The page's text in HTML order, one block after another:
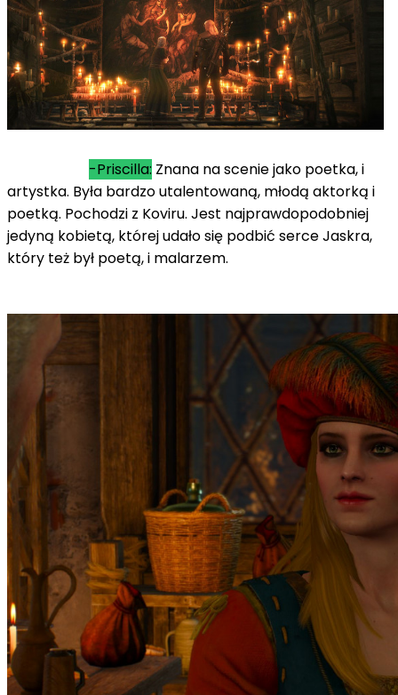
-Priscilla: Znana na scenie jako poetka, i
artystka. Była bardzo utalentowaną, młodą aktorką i
poetką. Pochodzi z Koviru. Jest najprawdopodobniej
jedyną kobietą, której udało się podbić serce Jaskra,
który też był poetą, i malarzem.